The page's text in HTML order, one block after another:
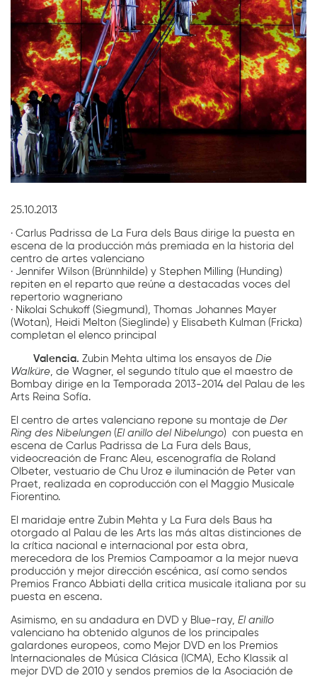
25.10.2013
· Carlus Padrissa de La Fura dels Baus dirige la puesta en
escena de la producción más premiada en la historia del
centro de artes valenciano
· Jennifer Wilson (Brünnhilde) y Stephen Milling (Hunding)
repiten en el reparto que reúne a destacadas voces del
repertorio wagneriano
· Nikolai Schukoff (Siegmund), Thomas Johannes Mayer
(Wotan), Heidi Melton (Sieglinde) y Elisabeth Kulman (Fricka)
completan el elenco principal
Valencia.Zubin Mehta ultima los ensayos deDie
Walküre , de Wagner, el segundo título que el maestro de
Bombay dirige en la Temporada 2013-2014 del Palau de les
Arts Reina Sofía.
El centro de artes valenciano repone su montaje deDer
Ring des Nibelungen (El anillo del Nibelungo) con puesta en
escena de Carlus Padrissa de La Fura dels Baus,
videocreación de Franc Aleu, escenografía de Roland
Olbeter, vestuario de Chu Uroz e iluminación de Peter van
Praet, realizada en coproducción con el Maggio Musicale
Fiorentino.
El maridaje entre Zubin Mehta y La Fura dels Baus ha
otorgado al Palau de les Arts las más altas distinciones de
la crítica nacional e internacional por esta obra,
merecedora de los Premios Campoamor a la mejor nueva
producción y mejor dirección escénica, así como sendos
Premios Franco Abbiati della critica musicale italiana por su
puesta en escena.
Asimismo, en su andadura en DVD y Blue-ray,El anillo
valenciano ha obtenido algunos de los principales
galardones europeos, como Mejor DVD en los Premios
Internacionales de Música Clásica (ICMA), Echo Klassik al
mejor DVD de 2010 y sendos premios de la Asociación de